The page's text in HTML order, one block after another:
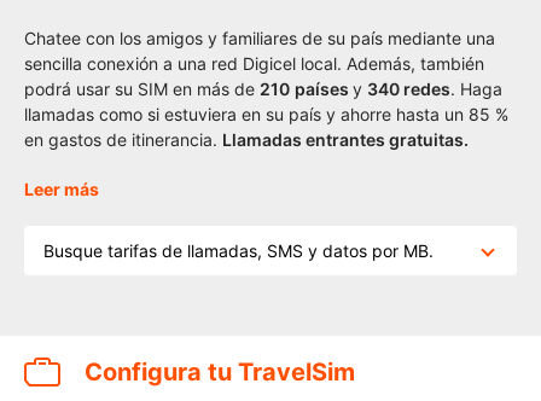
Chatee con los amigos y familiares de su país mediante una
sencilla conexión a una red Digicel local. Además, también
podrá usar su SIM en más de 210 países y 340 redes. Haga
llamadas como si estuviera en su país y ahorre hasta un 85 %
en gastos de itinerancia. Llamadas entrantes gratuitas.
Leer más
Busque tarifas de llamadas, SMS y datos por MB.
Configura tu TravelSim